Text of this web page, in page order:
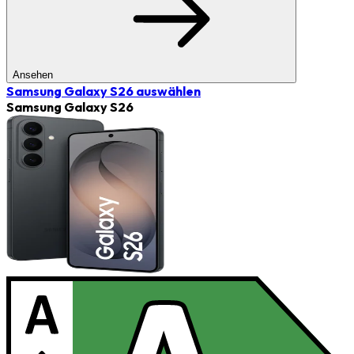
Ansehen
Samsung Galaxy S26 auswählen
Samsung Galaxy S26